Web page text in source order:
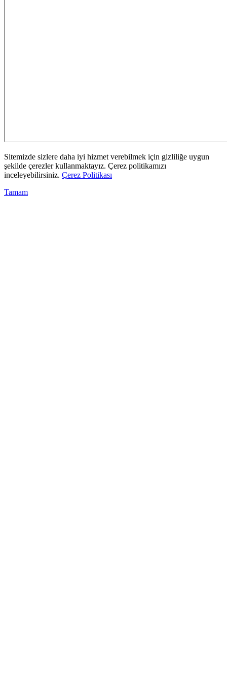
Sitemizde sizlere daha iyi hizmet verebilmek için gizliliğe uygun
şekilde çerezler kullanmaktayız. Çerez politikamızı
inceleyebilirsiniz. Çerez Politikası
Tamam